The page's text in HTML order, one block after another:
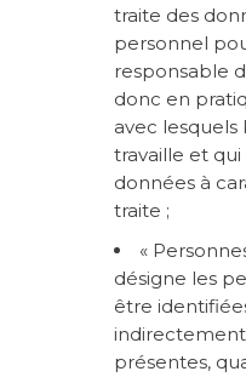
traite des
personnel
responsable
donc en
avec
travaille et
données à
traite ;
«
désigne les
être
présentes,